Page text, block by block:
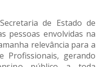
de Estado de
pessoas envolvidas na
relevância para a
Profissionais, gerando